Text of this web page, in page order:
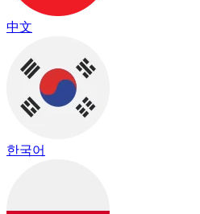
中文
한국어